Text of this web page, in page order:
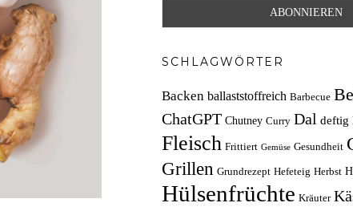
SCHLAGWÖRTER
Backen ballaststoffreich Barbecue
ChatGPT Chutney Curry Dal deftig
Fleisch Frittiert Gemüse Gesundheit
Grillen Grundrezept Hefeteig Herbst
Hülsenfrüchte Kräuter